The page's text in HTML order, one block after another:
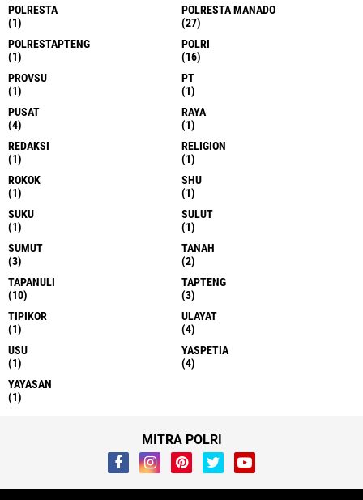
POLRESTA
(1)
POLRESTA MANADO
(27)
POLRESTAPTENG
(1)
POLRI
(16)
PROVSU
(1)
PT
(1)
PUSAT
(4)
RAYA
(1)
REDAKSI
(1)
RELIGION
(1)
ROKOK
(1)
SHU
(1)
SUKU
(1)
SULUT
(1)
SUMUT
(3)
TANAH
(2)
TAPANULI
(10)
TAPTENG
(3)
TIPIKOR
(1)
ULAYAT
(4)
USU
(1)
YASPETIA
(4)
YAYASAN
(1)
MITRA POLRI